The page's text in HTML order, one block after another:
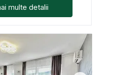
multe detalii